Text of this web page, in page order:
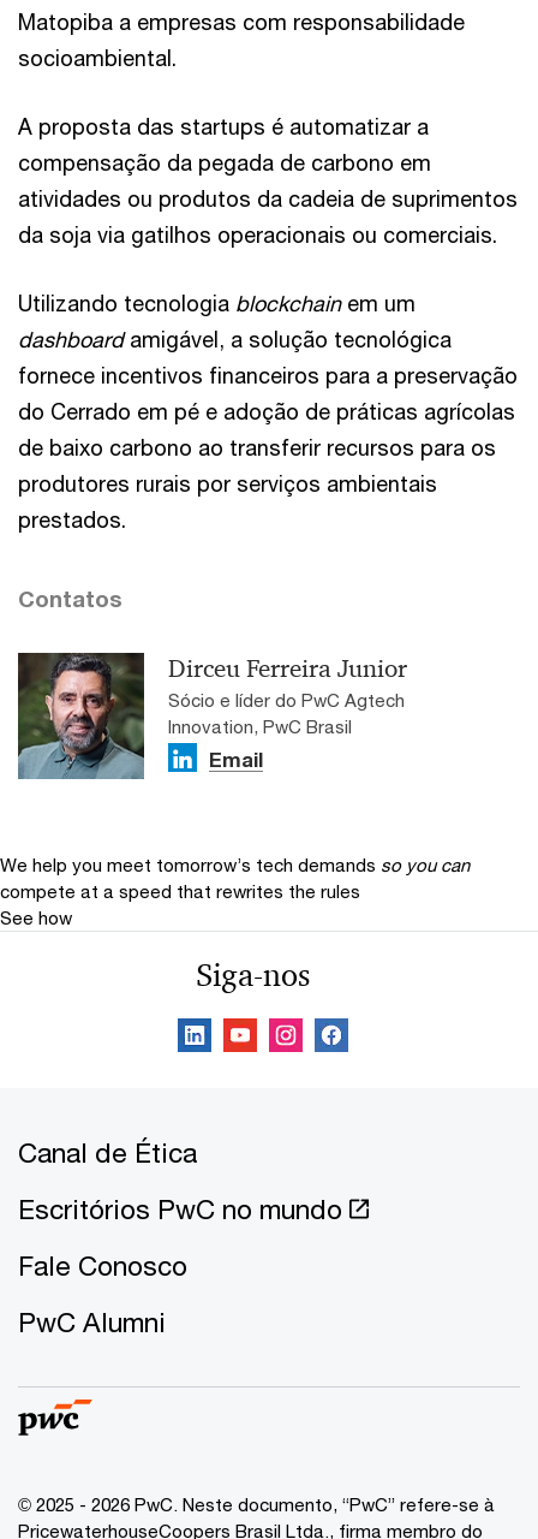
Matopiba a empresas com responsabilidade
socioambiental.
A proposta das startups é automatizar a
compensação da pegada de carbono em
atividades ou produtos da cadeia de suprimentos
da soja via gatilhos operacionais ou comerciais.
Utilizando tecnologia blockchainem um
dashboardamigável, a solução tecnológica
fornece incentivos financeiros para a preservação
do Cerrado em pé e adoção de práticas agrícolas
de baixo carbono ao transferir recursos para os
produtores rurais por serviços ambientais
prestados.
Contatos
Dirceu Ferreira Junior
Sócio e líder do PwC Agtech
Innovation, PwC Brasil
Email
We help you meet tomorrow’s tech demands so you can
compete at a speed that rewrites the rules
See how
Siga-nos
Canal de Ética
Escritórios PwC no mundo
Fale Conosco
PwC Alumni
© 2025 - 2026 PwC. Neste documento, “PwC” refere-se à
PricewaterhouseCoopers Brasil Ltda., firma membro do